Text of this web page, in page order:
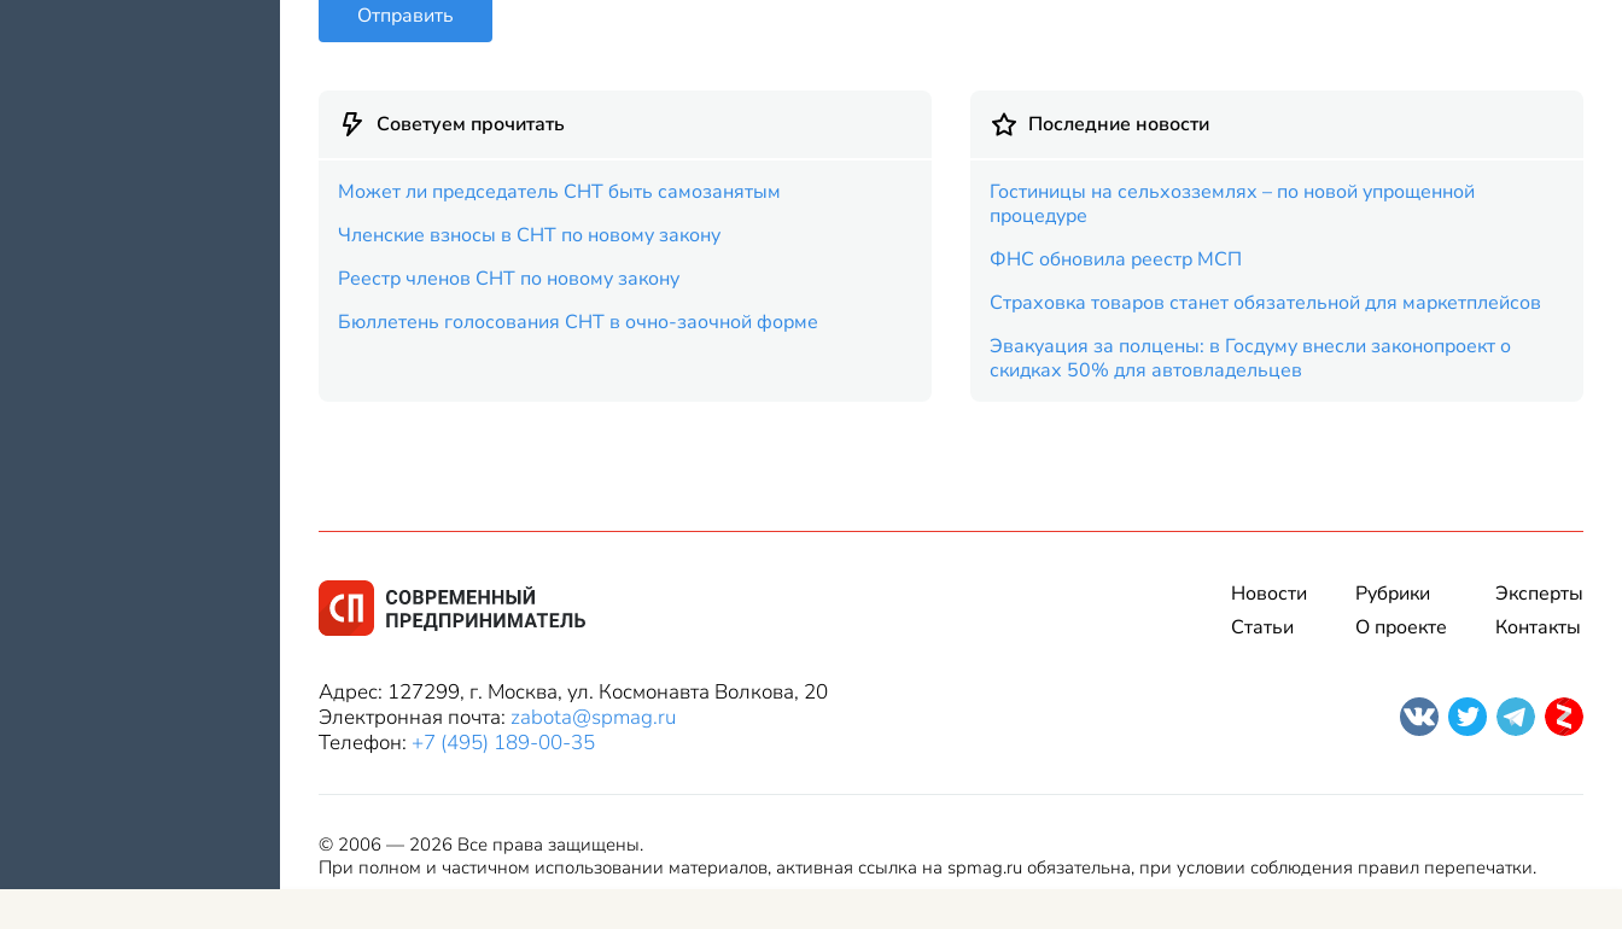
Отправить
Советуем прочитать
Может ли председатель СНТ быть самозанятым
Членские взносы в СНТ по новому закону
Реестр членов СНТ по новому закону
Бюллетень голосования СНТ в очно-заочной форме
Последние новости
Гостиницы на сельхозземлях – по новой упрощенной
процедуре
ФНС обновила реестр МСП
Страховка товаров станет обязательной для маркетплейсов
Эвакуация за полцены: в Госдуму внесли законопроект о
скидках 50% для автовладельцев
Новости
Статьи
Рубрики
О проекте
Эксперты
Контакты
Адрес: 127299, г. Москва, ул. Космонавта Волкова, 20
Электронная почта: zabota@spmag.ru
Телефон: +7 (495) 189-00-35
© 2006 — 2026 Все права защищены.
При полном и частичном использовании материалов, активная ссылка на spmag.ru обязательна, при условии соблюдения правил перепечатки.